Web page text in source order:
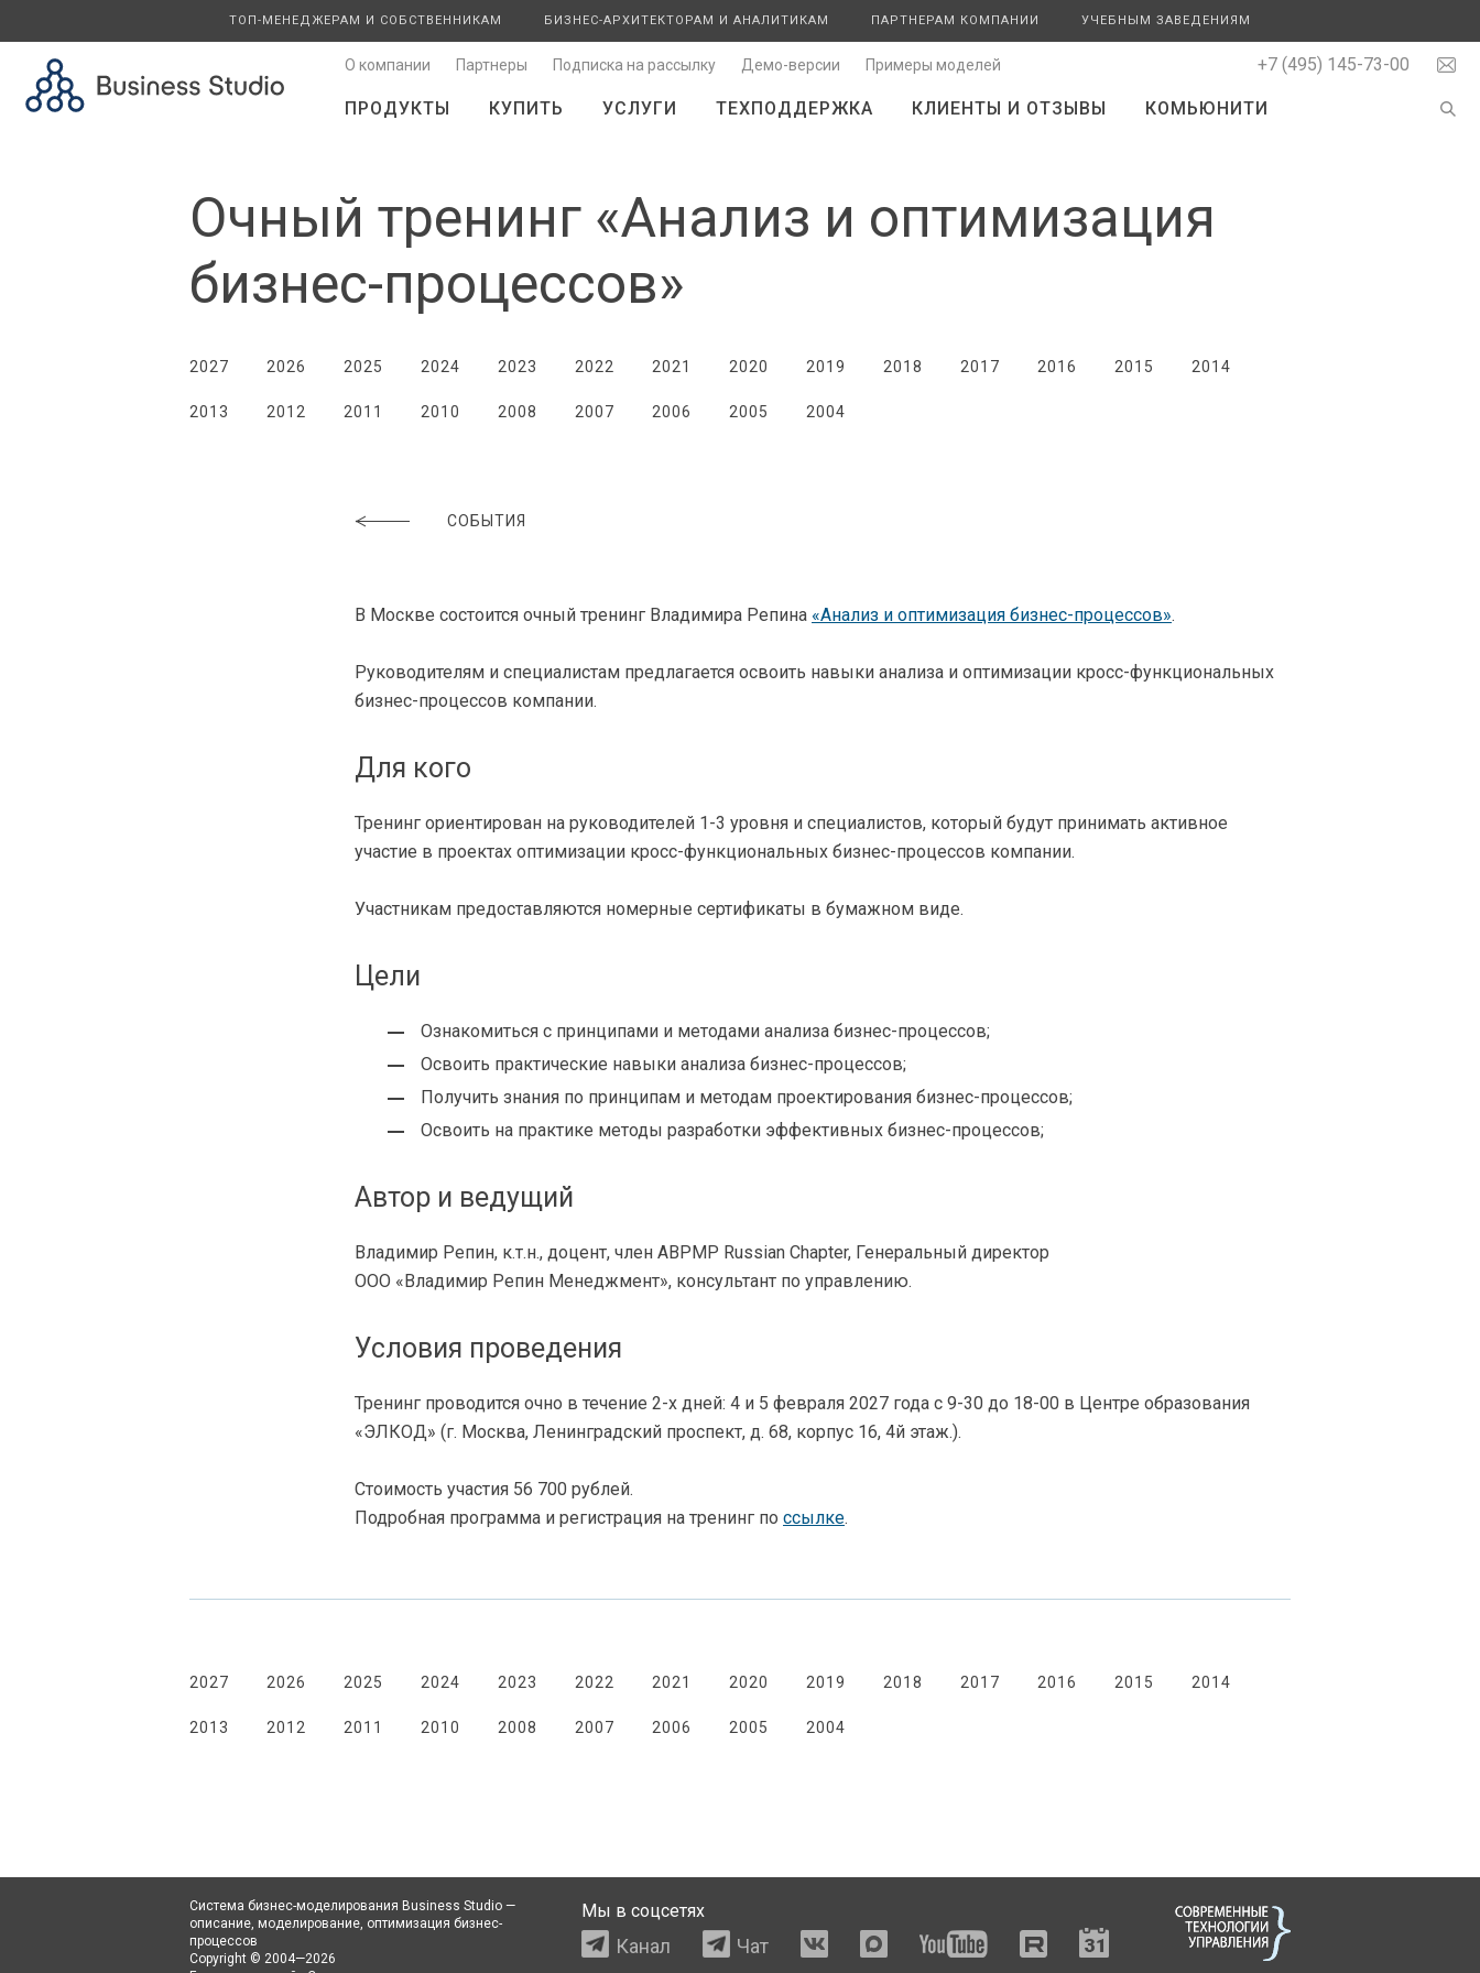
ТОП-МЕНЕДЖЕРАМ И СОБСТВЕННИКАМ БИЗНЕС-АРХИТЕКТОРАМ И АНАЛИТИКАМ ПАРТНЕРАМ КОМПАНИИ УЧЕБНЫМ ЗАВЕДЕНИЯМ
+7 (495) 145-73-00
О компании Партнеры Подписка на рассылку Демо-версии Примеры моделей
ПРОДУКТЫ КУПИТЬ УСЛУГИ ТЕХПОДДЕРЖКА КЛИЕНТЫ И ОТЗЫВЫ КОМЬЮНИТИ
Очный тренинг «Анализ и оптимизация
бизнес-процессов»
2027 2026 2025 2024 2023 2022 2021 2020 2019 2018 2017 2016 2015 2014
2013 2012 2011 2010 2008 2007 2006 2005 2004
СОБЫТИЯ
В Москве состоится очный тренинг Владимира Репина «Анализ и оптимизация бизнес-процессов».
Руководителям и специалистам предлагается освоить навыки анализа и оптимизации кросс-функциональных
бизнес-процессов компании.
Для кого
Тренинг ориентирован на руководителей 1-3 уровня и специалистов, который будут принимать активное
участие в проектах оптимизации кросс-функциональных бизнес-процессов компании.
Участникам предоставляются номерные сертификаты в бумажном виде.
Цели
Ознакомиться с принципами и методами анализа бизнес-процессов;
Освоить практические навыки анализа бизнес-процессов;
Получить знания по принципам и методам проектирования бизнес-процессов;
Освоить на практике методы разработки эффективных бизнес-процессов;
Автор и ведущий
Владимир Репин, к.т.н., доцент, член ABPMP Russian Chapter, Генеральный директор
ООО «Владимир Репин Менеджмент», консультант по управлению.
Условия проведения
Тренинг проводится очно в течение 2-х дней: 4 и 5 февраля 2027 года с 9-30 до 18-00 в Центре образования
«ЭЛКОД» (г. Москва, Ленинградский проспект, д. 68, корпус 16, 4й этаж.).
Стоимость участия 56 700 рублей.
Подробная программа и регистрация на тренинг по ссылке.
2027 2026 2025 2024 2023 2022 2021 2020 2019 2018 2017 2016 2015 2014
2013 2012 2011 2010 2008 2007 2006 2005 2004
Мы в соцсетях
Канал Чат
Система бизнес-моделирования Business Studio —
описание, моделирование, оптимизация бизнес-
процессов
Copyright © 2004—2026